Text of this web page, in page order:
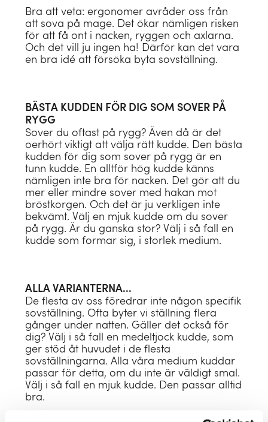
MATERIAL
Tvättat linne
Bomullssatin
Bomullsflanell
TENCEL™ bomull
Jersey
Hampa
STORLEK
Dubbel (220 x 220)
Spjälsäng (100 x 135)
Juniorsäng (120 x 150)
LOOK
Enkel (150 x 210)
Dubbel (220 x 220)
TEMPERATUR
Vår/höst täcken
Vinter täcken
DUNTYP
Återvunnen dun
Mage
Rygg
MATERIAL
Dunkuddar
Ullkuddar
Naturlatexkuddar
Kapokkuddar
Gåsdun
Återvunnen dun
Madrasskydd
Allt
Allt
Standard 50x100
Duschhanddukar70x140
Badlakan100x150
Strandbadlakan100x180
Hamamhandduk NY
Allt
KOLLEKTION
Velours kollektion
Terry kollektion
Dots kollektion
Pyjamas
Sale
PYJAMAS
Dampyjamas
Herrpyjamas
Allt
MATERIAL
Merinoullfiltar
Återvunnen ullfiltar
Yakullfiltar
Allt
Prydnadskuddar
Kuddfodral
Vimplar
Sängöverkast
Filtar & plädar
GÅVAINSPIRATION
Till henne
Till barn
E-post presentkort
Allt
Badkläder barn
Sale
BABY
Sängkläder baby
Babyfiltar
Handduk med huva
Överdrag till skötmadrass
Bra att veta: ergonomer avråder oss från
att sova på mage. Det ökar nämligen risken
för att få ont i nacken, ryggen och axlarna.
Och det vill ju ingen ha! Därför kan det vara
en bra idé att försöka byta sovställning.
BÄSTA KUDDEN FÖR DIG SOM SOVER PÅ
RYGG
Sover du oftast på rygg? Även då är det
oerhört viktigt att välja rätt kudde. Den bästa
kudden för dig som sover på rygg är en
tunn kudde. En alltför hög kudde känns
nämligen inte bra för nacken. Det gör att du
mer eller mindre sover med hakan mot
bröstkorgen. Och det är ju verkligen inte
bekvämt. Välj en mjuk kudde om du sover
på rygg. Är du ganska stor? Välj i så fall en
kudde som formar sig, i storlek medium.
ALLA VARIANTERNA...
De flesta av oss föredrar inte någon specifik
sovställning. Ofta byter vi ställning flera
gånger under natten. Gäller det också för
dig? Välj i så fall en medeltjock kudde, som
ger stöd åt huvudet i de flesta
sovställningarna. Alla våra medium kuddar
passar för detta, om du inte är väldigt smal.
Välj i så fall en mjuk kudde. Den passar alltid
bra.